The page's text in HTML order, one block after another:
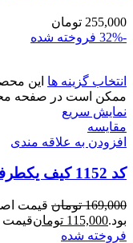
255,000 تومان
-32%
فروخته شده
انتخاب گزینه ها این
ممکن است در صفحه
نمایش سریع
مقايسه
افزودن به علاقه مندی
کد 1152 کیف یکطرفه دخترانه هرمس
169,000 تومان
بود.115,000 تومانقیمت فعلی:
فروخته شده